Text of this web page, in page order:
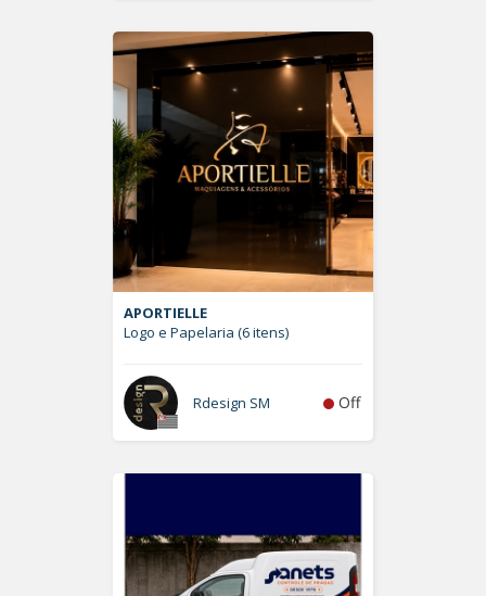
APORTIELLE
Logo e Papelaria (6 itens)
Rdesign SM Off